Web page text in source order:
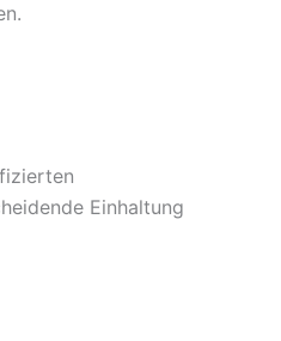
Einhaltung